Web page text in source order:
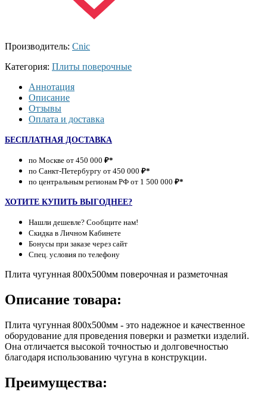
Производитель: Cnic
Категория: Плиты поверочные
Аннотация
Описание
Отзывы
Оплата и доставка
БЕСПЛАТНАЯ ДОСТАВКА
по Москве от 450 000 ₽*
по Санкт-Петербургу от 450 000 ₽*
по центральным регионам РФ от 1 500 000 ₽*
ХОТИТЕ КУПИТЬ ВЫГОДНЕЕ?
Нашли дешевле? Сообщите нам!
Скидка в Личном Кабинете
Бонусы при заказе через сайт
Спец. условия по телефону
Плита чугунная 800х500мм поверочная и разметочная
Описание товара:
Плита чугунная 800х500мм - это надежное и качественное
оборудование для проведения поверки и разметки изделий.
Она отличается высокой точностью и долговечностью
благодаря использованию чугуна в конструкции.
Преимущества: